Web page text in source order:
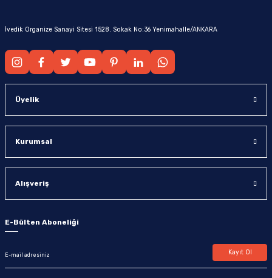
İvedik Organize Sanayi Sitesi 1528. Sokak No:36 Yenimahalle/ANKARA
Üyelik
Kurumsal
Alışveriş
E-Bülten Aboneliği
Kayıt Ol